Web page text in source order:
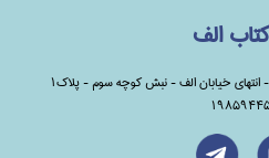
الف
انتهای خیابان الف - نبش کوچه سوم - پلاک1